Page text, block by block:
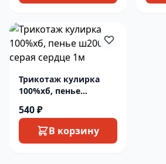
Трикотаж кулирка
100%хб, пенье
1м
540 ₽
В корзину